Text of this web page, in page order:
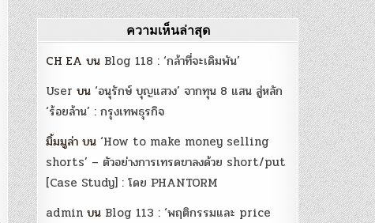
ความเห็นล่าสุด
CH EA บน Blog 118 : ‘กล้าที่จะเดิมพัน’
User บน‘อนุรักษ์ บุญแสวง’ จากทุน 8 แสน สู่หลัก
‘ร้อยล้าน’ : กรุงเทพธุรกิจ
มิ้มมูล่า บน‘How to make money selling
shorts’ – ตัวอย่างการเทรดขาลงด้วย short/put
[Case Study] : โดย PHANTORM
admin บน Blog 113 : ‘พฤติกรรมและ price